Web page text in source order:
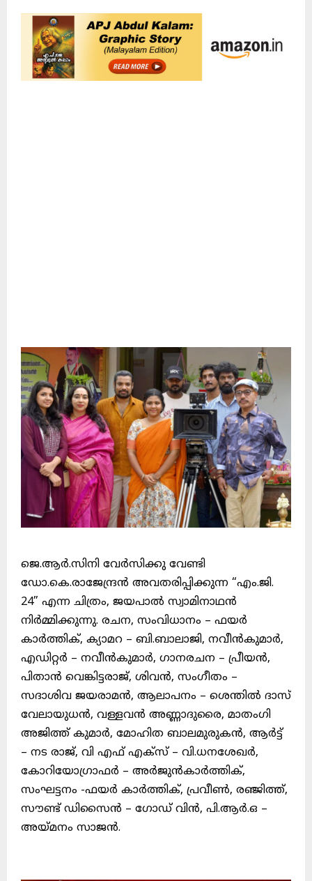
ജെ.ആർ.സിനി വേർസിക്കു വേണ്ടി
ഡോ.കെ.രാജേന്ദ്രൻ അവതരിപ്പിക്കുന്ന “എം.ജി.
24” എന്ന ചിത്രം, ജയപാൽ സ്വാമിനാഥൻ
നിർമ്മിക്കുന്നു. രചന, സംവിധാനം – ഫയർ
കാർത്തിക്, ക്യാമറ – ബി.ബാലാജി, നവീൻകുമാർ,
എഡിറ്റർ – നവീൻകുമാർ, ഗാനരചന – പ്രീയൻ,
പിതാൻ വെങ്കിട്ടരാജ്, ശിവൻ, സംഗീതം –
സദാശിവ ജയരാമൻ, ആലാപനം – ശെന്തിൽ ദാസ്
വേലായുധൻ, വള്ളവൻ അണ്ണാദുരൈ, മാതംഗി
അജിത്ത് കുമാർ, മോഹിത ബാലമുരുകൻ, ആർട്ട്
– നട രാജ്, വി എഫ് എക്സ് – വി.ധനശേഖർ,
കോറിയോഗ്രാഫർ – അർജുൻകാർത്തിക്,
സംഘട്ടനം -ഫയർ കാർത്തിക്, പ്രവീൺ, രഞ്ജിത്ത്,
സൗണ്ട് ഡിസൈൻ – ഗോഡ് വിൻ, പി.ആർ.ഒ –
അയ്മനം സാജൻ.